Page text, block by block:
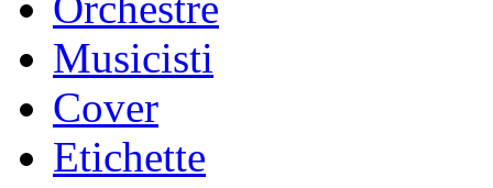
Musicisti
Cover
Etichette